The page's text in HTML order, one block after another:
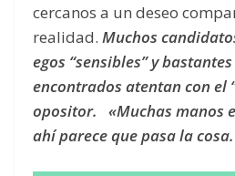
cercanos a un deseo
realidad. Muchos
egos “sensibles” y
encontrados atentan con el
opositor.
«Muchas manos
ahí parece que pasa la cosa.